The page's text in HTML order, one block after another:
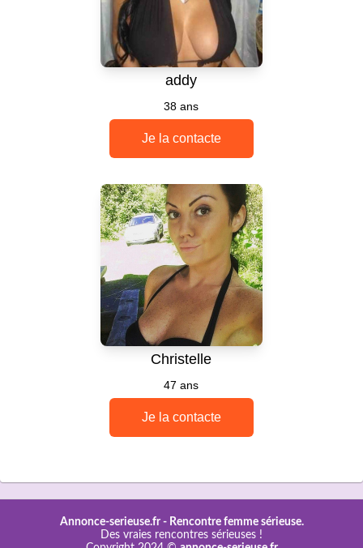
Annonce-serieuse.fr - Rencontre femme sérieuse.
Des vraies rencontres sérieuses !